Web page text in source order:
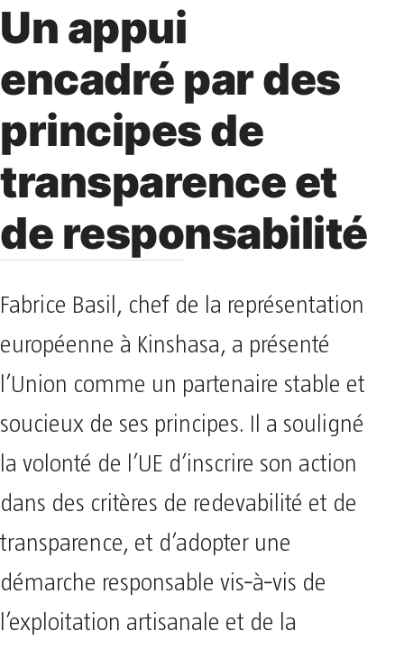
Un appui
encadré par des
principes de
transparence et
de responsabilité
Fabrice Basil, chef de la représentation
européenne à Kinshasa, a présenté
l’Union comme un partenaire stable et
soucieux de ses principes. Il a souligné
la volonté de l’UE d’inscrire son action
dans des critères de redevabilité et de
transparence, et d’adopter une
démarche responsable vis‑à‑vis de
l’exploitation artisanale et de la